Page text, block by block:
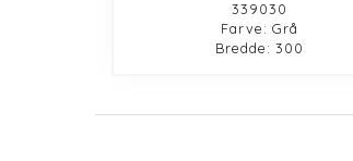
339030
Farve: Grå
Bredde: 300